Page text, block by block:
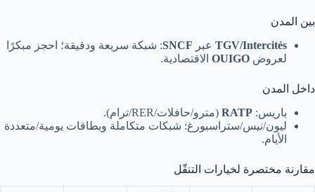
بين المدن
TGV/Intercités عبر SNCF: شبكة سريعة ودقيقة؛ احجز مبكرًا
لعروض OUIGO الاقتصادية.
داخل المدن
باريس: RATP (مترو/حافلات/RER/ترام).
ليون/نيس/ستراسبورغ: شبكات متكاملة وبطاقات يومية/متعددة
الأيام.
مقارنة مختصرة لخيارات التنقّل